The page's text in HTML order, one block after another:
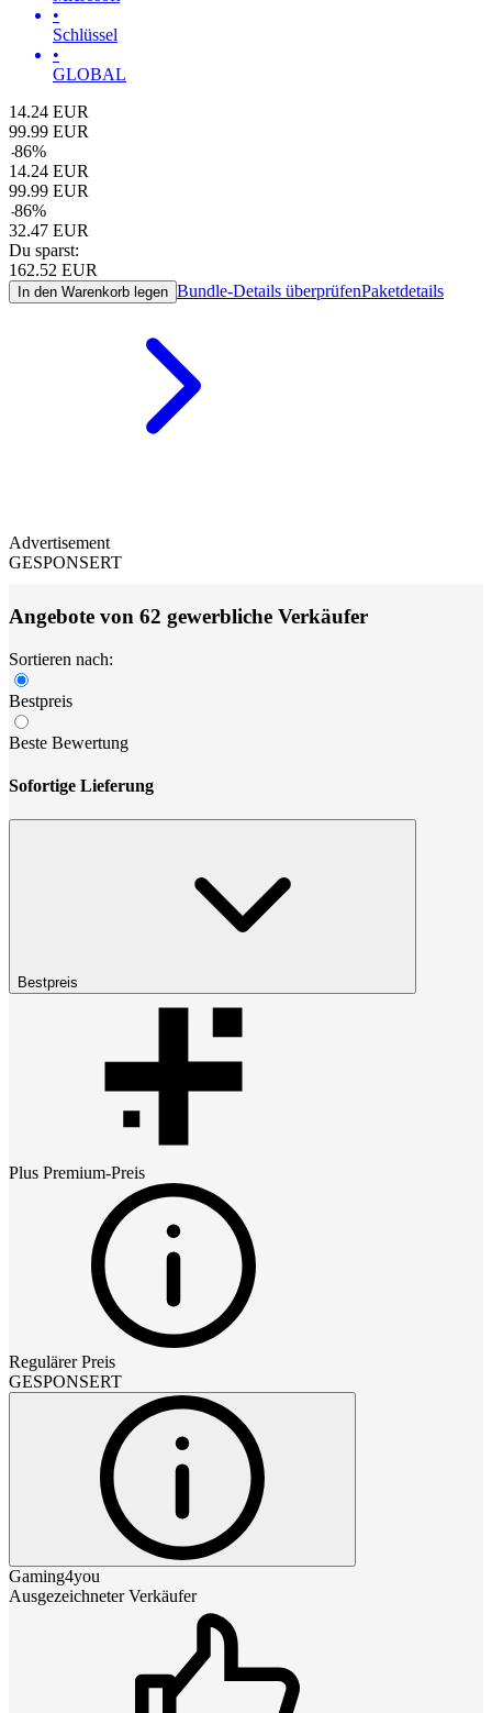
•
Schlüssel
•
GLOBAL
14.24 EUR
99.99 EUR
-86%
14.24 EUR
99.99 EUR
-86%
32.47 EUR
Du sparst:
162.52 EUR
In den Warenkorb legen Bundle-Details überprüfenPaketdetails
Advertisement
GESPONSERT
Angebote von 62 gewerbliche Verkäufer
Sortieren nach:
Bestpreis
Beste Bewertung
Sofortige Lieferung
Bestpreis
Plus Premium-Preis
Regulärer Preis
GESPONSERT
Gaming4you
Ausgezeichneter Verkäufer